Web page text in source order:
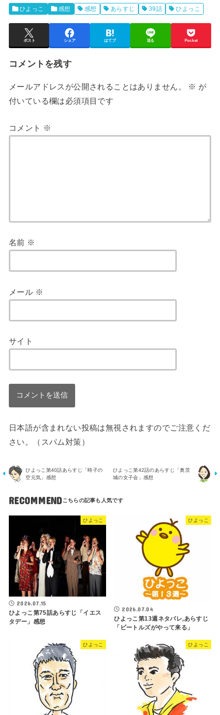
ひよっこ 感想 感想 あらすじ 39話 ひよっこ
ポスト シェア はてブ 送る Pocket
コメントを残す
メールアドレスが公開されることはありません。 ※ が
付いている欄は必須項目です
コメント ※
名前 ※
メール ※
サイト
日本語が含まれない投稿は無視されますのでご注意くだ
さい。（スパム対策）
ひよっこ第40話あらすじ「時子の
空元気」感想
ひよっこ第42話のあらすじ「奥茨
城の女子会」感想
RECOMMEND
ひよっこ
2026.07.15
ひよっこ第75話あらすじ「イエス
タデー」感想
ひよっこ
2026.07.04
ひよっこ第13週ネタバレ,あらすじ
「ビートルズがやって来る」
ひよっこ ひよっこ